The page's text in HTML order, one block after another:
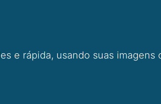
e rápida, usando suas imagens